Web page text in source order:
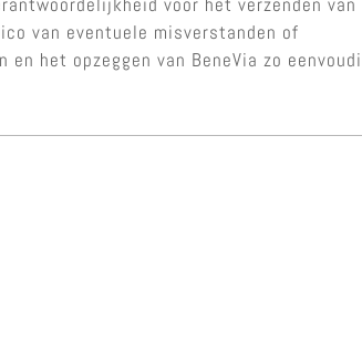
voor het verzenden van
van eventuele misverstanden of
het opzeggen van BeneVia zo